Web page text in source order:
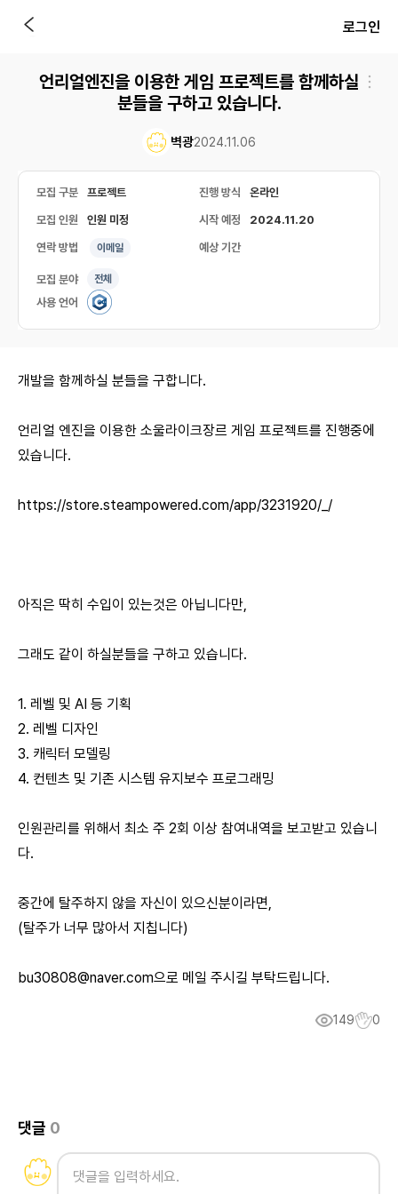
로그인
언리얼엔진을 이용한 게임 프로젝트를 함께하실
분들을 구하고 있습니다.
벽광2024.11.06
모집 구분 프로젝트 진행 방식 온라인
모집 인원 인원 미정 시작 예정 2024.11.20
연락 방법 이메일 예상 기간
모집 분야 전체
사용 언어
개발을 함께하실 분들을 구합니다.
언리얼 엔진을 이용한 소울라이크장르 게임 프로젝트를 진행중에
있습니다.
https://store.steampowered.com/app/3231920/_/
아직은 딱히 수입이 있는것은 아닙니다만,
그래도 같이 하실분들을 구하고 있습니다.
1. 레벨 및 AI 등 기획
2. 레벨 디자인
3. 캐릭터 모델링
4. 컨텐츠 및 기존 시스템 유지보수 프로그래밍
인원관리를 위해서 최소 주 2회 이상 참여내역을 보고받고 있습니
다.
중간에 탈주하지 않을 자신이 있으신분이라면,
(탈주가 너무 많아서 지칩니다)
bu30808@naver.com으로 메일 주시길 부탁드립니다.
149 0
댓글 0